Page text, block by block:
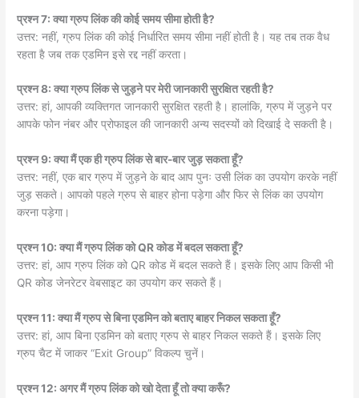
प्रश्न 7: क्या ग्रुप लिंक की कोई समय सीमा होती है?
उत्तर: नहीं, ग्रुप लिंक की कोई निर्धारित समय सीमा नहीं होती है। यह तब तक वैध
रहता है जब तक एडमिन इसे रद्द नहीं करता।
प्रश्न 8: क्या ग्रुप लिंक से जुड़ने पर मेरी जानकारी सुरक्षित रहती है?
उत्तर: हां, आपकी व्यक्तिगत जानकारी सुरक्षित रहती है। हालांकि, ग्रुप में जुड़ने पर
आपके फोन नंबर और प्रोफाइल की जानकारी अन्य सदस्यों को दिखाई दे सकती है।
प्रश्न 9: क्या मैं एक ही ग्रुप लिंक से बार-बार जुड़ सकता हूँ?
उत्तर: नहीं, एक बार ग्रुप में जुड़ने के बाद आप पुनः उसी लिंक का उपयोग करके नहीं
जुड़ सकते। आपको पहले ग्रुप से बाहर होना पड़ेगा और फिर से लिंक का उपयोग
करना पड़ेगा।
प्रश्न 10: क्या मैं ग्रुप लिंक को QR कोड में बदल सकता हूँ?
उत्तर: हां, आप ग्रुप लिंक को QR कोड में बदल सकते हैं। इसके लिए आप किसी भी
QR कोड जेनरेटर वेबसाइट का उपयोग कर सकते हैं।
प्रश्न 11: क्या मैं ग्रुप से बिना एडमिन को बताए बाहर निकल सकता हूँ?
उत्तर: हां, आप बिना एडमिन को बताए ग्रुप से बाहर निकल सकते हैं। इसके लिए
ग्रुप चैट में जाकर “Exit Group” विकल्प चुनें।
प्रश्न 12: अगर मैं ग्रुप लिंक को खो देता हूँ तो क्या करूँ?